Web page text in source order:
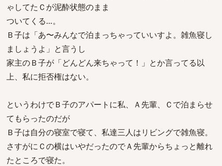
ゃしてたＣが泥酔状態のまま
ついてくる…。
Ｂ子は「あ〜みんなで泊まっちゃっていいすよ。雑魚寝し
ましょうよ」と言うし
家主のＢ子が「どんどん来ちゃって！」とか言ってる以
上、私に拒否権はない。
というわけでＢ子のアパートに私、Ａ先輩、Ｃで泊まらせ
てもらったのだが
Ｂ子は自分の寝室で寝て、私達三人はリビングで雑魚寝。
さすがにＣの横はいやだったのでＡ先輩からちょっと離れ
たところで寝た。